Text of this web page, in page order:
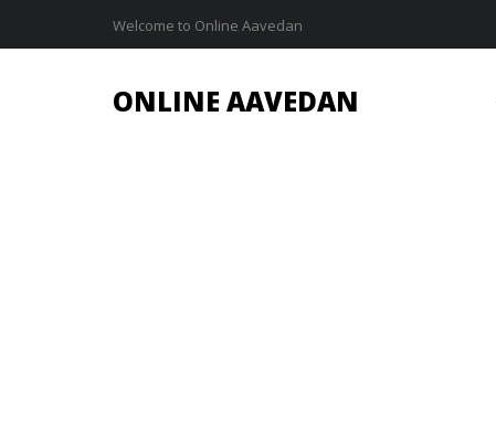
Welcome to Online Aavedan
ONLINE AAVEDAN